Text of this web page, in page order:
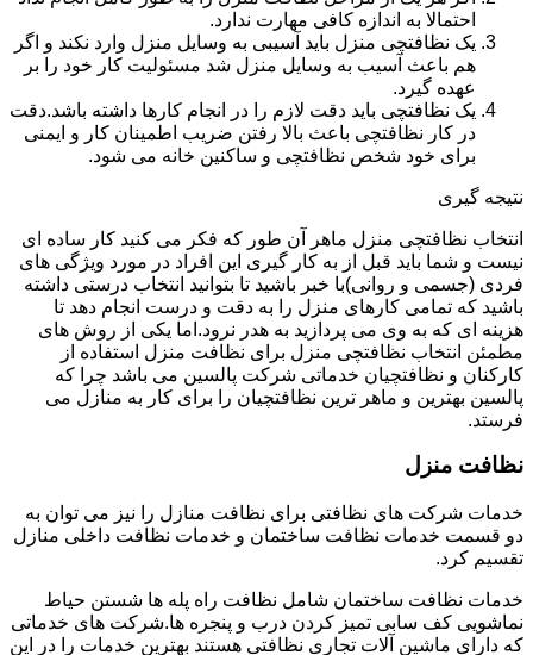
احتمالا به اندازه کافی مهارت ندارد.
یک نظافتچی منزل باید آسیبی به وسایل منزل وارد نکند و اگر
هم باعث آسیب به وسایل منزل شد مسئولیت کار خود را بر
عهده گیرد.
یک نظافتچی باید دقت لازم را در انجام کارها داشته باشد.دقت
در کار نظافتچی باعث بالا رفتن ضریب اطمینان کار و ایمنی
برای خود شخص نظافتچی و ساکنین خانه می شود.
نتیجه گیری
انتخاب نظافتچی منزل ماهر آن طور که فکر می کنید کار ساده ای
نیست و شما باید قبل از به کار گیری این افراد در مورد ویژگی های
فردی (جسمی و روانی)با خبر باشید تا بتوانید انتخاب درستی داشته
باشید که تمامی کارهای منزل را به دقت و درست انجام دهد تا
هزینه ای که به وی می پردازید به هدر نرود.اما یکی از روش های
مطمئن انتخاب نظافتچی منزل برای نظافت منزل استفاده از
کارکنان و نظافتچیان خدماتی شرکت پالسین می باشد چرا که
پالسین بهترین و ماهر ترین نظافتچیان را برای کار به منازل می
فرستد.
نظافت منزل
خدمات شرکت های نظافتی برای نظافت منازل را نیز می توان به
دو قسمت خدمات نظافت ساختمان و خدمات نظافت داخلی منازل
تقسیم کرد.
خدمات نظافت ساختمان شامل نظافت راه پله ها شستن حیاط
نماشویی کف سابی تمیز کردن درب و پنجره ها.شرکت های خدماتی
که دارای ماشین آلات تجاری نظافتی هستند بهترین خدمات را در این